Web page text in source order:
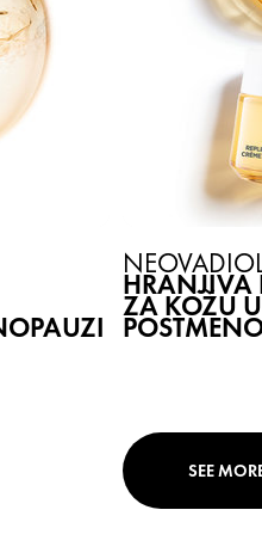
HRANJIVA
ZA KOŽU U
SEE